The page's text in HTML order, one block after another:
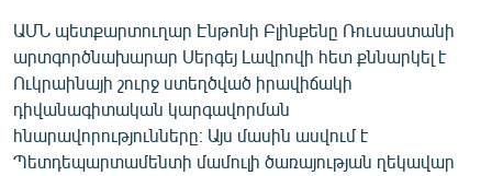
ԲԱՆԱՎԵՃ
ՁԳՏԵԼՈՎ ԼԱՎԱԳՈՒՅՆԻՆ
ՓՈԴՔԱՍԹ
ԱՄՆ պետքարտուղար Էնթոնի Բլինքենը Ռուսաստանի
արտգործնախարար Սերգեյ Լավրովի հետ քննարկել է
Ուկրաինայի շուրջ ստեղծված իրավիճակի
դիվանագիտական կարգավորման
հնարավորությունները։ Այս մասին ասվում է
Պետդեպարտամենտի մամուլի ծառայության ղեկավար